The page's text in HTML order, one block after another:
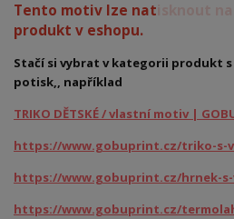
Tento motiv lze natisknout
produkt v eshopu.
Stačí si vybrat v kategorii produkt
potisk,, například
TRIKO DĚTSKÉ / vlastní motiv |
https://www.gobuprint.cz/triko-s-
https://www.gobuprint.cz/hrnek-
https://www.gobuprint.cz/